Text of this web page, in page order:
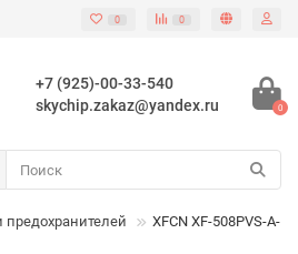
0 0
+7 (925)-00-33-540
skychip.zakaz@yandex.ru
0
XFCN XF-508PVS-A-B-